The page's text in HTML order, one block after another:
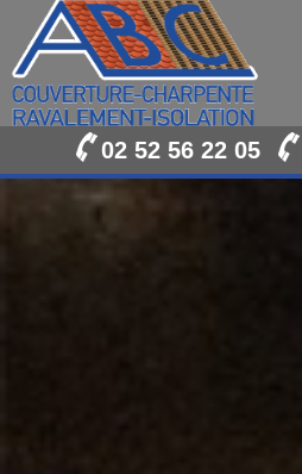
02 52 56 22 05